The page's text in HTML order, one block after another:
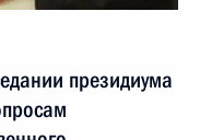
президиума